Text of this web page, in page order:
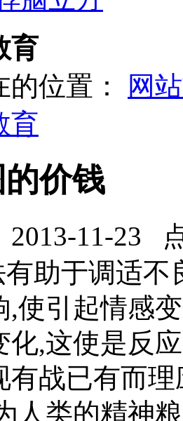
育
位置：
网
育
价钱
2013-11-23
助于调适不
,使引起情感
化,这使是反
有战已有而
人类的精神